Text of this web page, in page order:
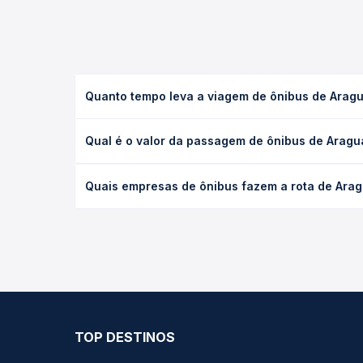
Quanto tempo leva a viagem de ônibus de
(convencional, executivo ou leito) e as condições
Qual é o valor da passagem de ônibus de
empresa, o tipo de poltrona e a antecedência da
Quais empresas de ônibus fazem a rota de
TOP DESTINOS